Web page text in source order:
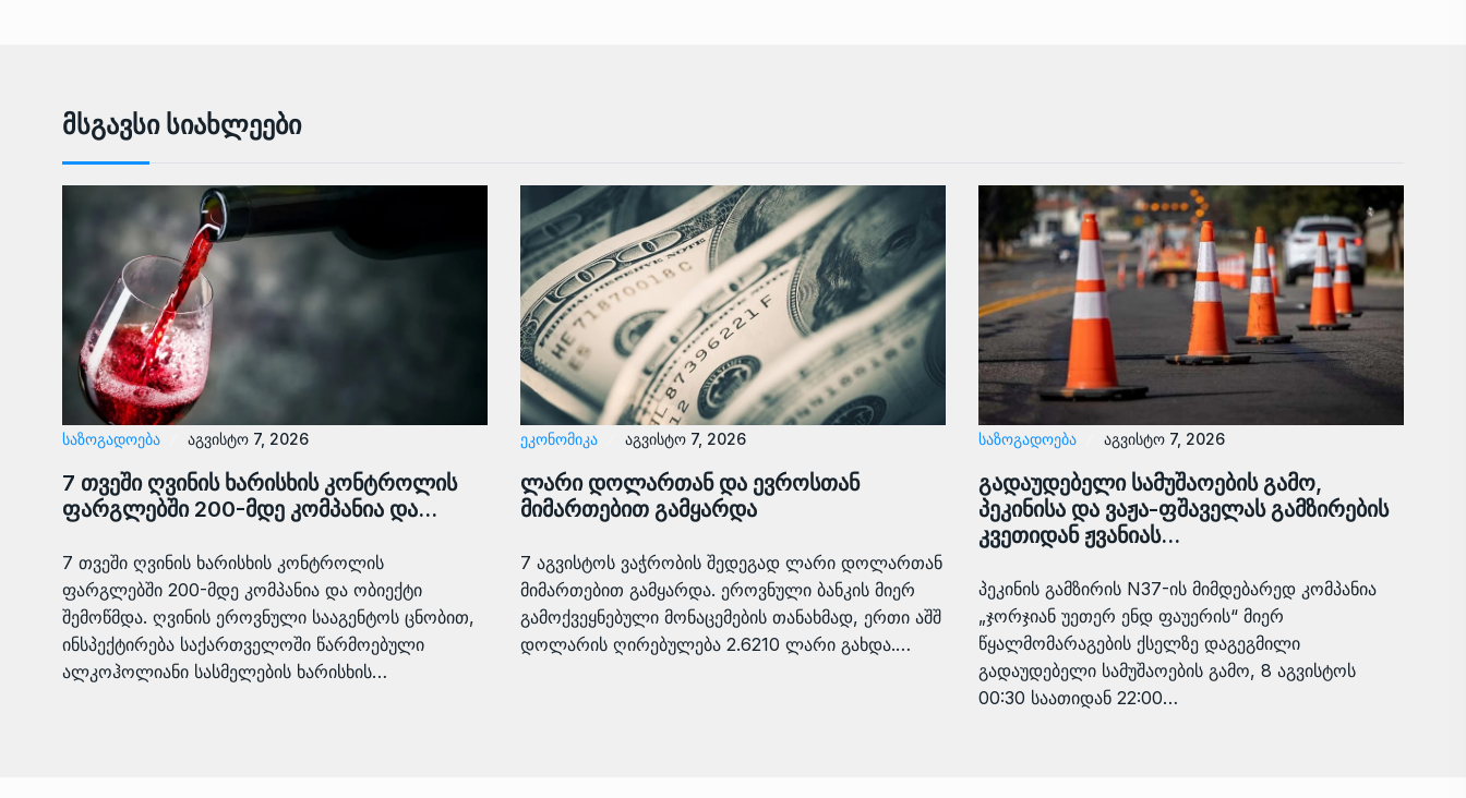
Მსგავსი Სიახლეები
ᲡᲐᲖᲝᲒᲐᲓᲝᲔᲑᲐ აგვისტო 7, 2026
7 თვეში ღვინის ხარისხის კონტროლის
ფარგლებში 200-მდე კომპანია და…
7 თვეში ღვინის ხარისხის კონტროლის
ფარგლებში 200-მდე კომპანია და ობიექტი
შემოწმდა. ღვინის ეროვნული სააგენტოს ცნობით,
ინსპექტირება საქართველოში წარმოებული
ალკოჰოლიანი სასმელების ხარისხის…
ᲔᲙᲝᲜᲝᲛᲘᲙᲐ აგვისტო 7, 2026
ლარი დოლართან და ევროსთან
მიმართებით გამყარდა
7 აგვისტოს ვაჭრობის შედეგად ლარი დოლართან
მიმართებით გამყარდა. ეროვნული ბანკის მიერ
გამოქვეყნებული მონაცემების თანახმად, ერთი აშშ
დოლარის ღირებულება 2.6210 ლარი გახდა.…
ᲡᲐᲖᲝᲒᲐᲓᲝᲔᲑᲐ აგვისტო 7, 2026
გადაუდებელი სამუშაოების გამო,
პეკინისა და ვაჟა-ფშაველას გამზირების
კვეთიდან ჟვანიას…
პეკინის გამზირის N37-ის მიმდებარედ კომპანია
„ჯორჯიან უეთერ ენდ ფაუერის“ მიერ
წყალმომარაგების ქსელზე დაგეგმილი
გადაუდებელი სამუშაოების გამო, 8 აგვისტოს
00:30 საათიდან 22:00…